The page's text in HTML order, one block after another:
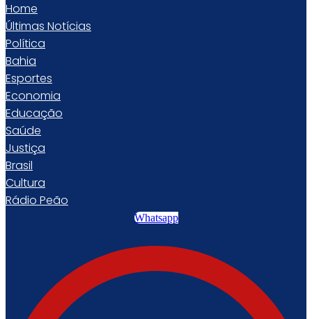
Home
Últimas Notícias
Política
Bahia
Esportes
Economia
Educação
Saúde
Justiça
Brasil
Cultura
Rádio Peão
Whatsapp